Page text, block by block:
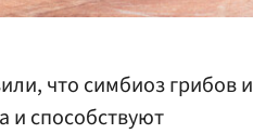
что симбиоз грибов и
и способствуют